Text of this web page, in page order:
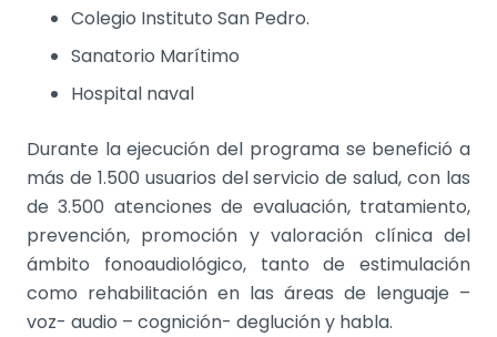
Colegio Instituto San Pedro.
Sanatorio Marítimo
Hospital naval
Durante la ejecución del programa se benefició a
más de 1.500 usuarios del servicio de salud, con las
de 3.500 atenciones de evaluación, tratamiento,
prevención, promoción y valoración clínica del
ámbito fonoaudiológico, tanto de estimulación
como rehabilitación en las áreas de lenguaje –
voz- audio – cognición- deglución y habla.